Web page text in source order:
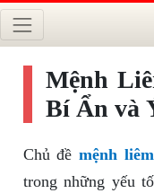
Mệnh
Bí Ẩn và
Chủ đềmệnh
trong những yếu